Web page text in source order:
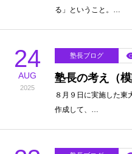
る」ということ。…
24
AUG
2025
塾長ブログ
塾長の考え（
８月９日に実施した東
作成して、…